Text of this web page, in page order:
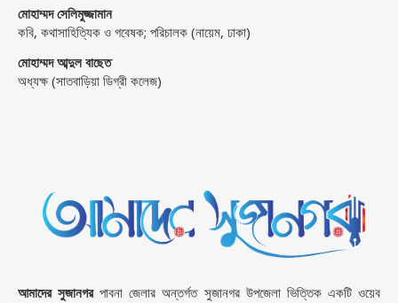
মোহাম্মদ সেলিমুজ্জামান
কবি, কথাসাহিত্যিক ও গবেষক; পরিচালক (নায়েম, ঢাকা)
মোহাম্মদ আব্দুল বাছেত
অধ্যক্ষ (সাতবাড়িয়া ডিগ্রী কলেজ)
আমাদের সুজানগরপাবনা জেলার অন্তর্গত সুজানগর উপজেলা ভিত্তিক একটি ওয়েব